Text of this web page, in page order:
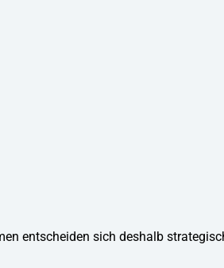
entscheiden sich deshalb